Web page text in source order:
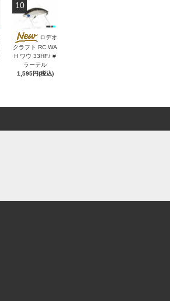
10
ロデオ
クラフト RC WA
H ワウ 33HF♪ #
ラーテル
1,595円(税込)